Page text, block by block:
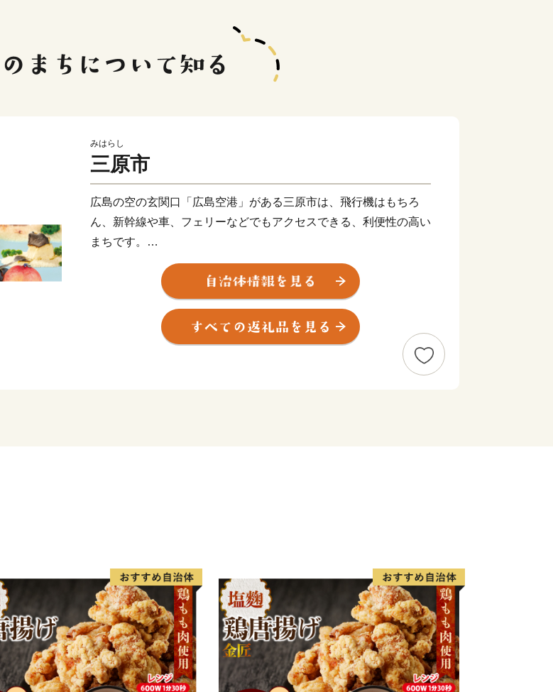
みはらし
三原市
広島の空の玄関口「広島空港」がある三原市は、飛行機はもちろ
ん、新幹線や車、フェリーなどでもアクセスできる、利便性の高い
まちです。
瀬戸内随一と評される多島美をはじめとする海や山の自然豊かな景
色に加え、小早川隆景が築城した三原城跡や寺社仏閣などの多くの
歴史的景観が残るほか、お祭りなどのイベントも多く、四季折々に
開催される４大祭りは毎年大いに盛り上がりを見せます。
食の楽しみも多くあり、温暖な気候で育った新鮮な野菜や果物、瀬
戸内で捕れる海の幸、ブランド鳥の「神明鶏」や、江戸時代から続